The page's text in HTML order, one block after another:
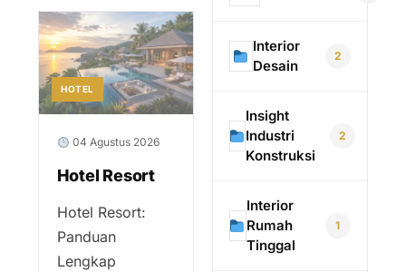
HOTEL
04 Agustus 2026
Hotel Resort
Hotel Resort:
Panduan
Lengkap
Interior
Desain
2
Insight
Industri
Konstruksi
2
Interior
Rumah
Tinggal
1